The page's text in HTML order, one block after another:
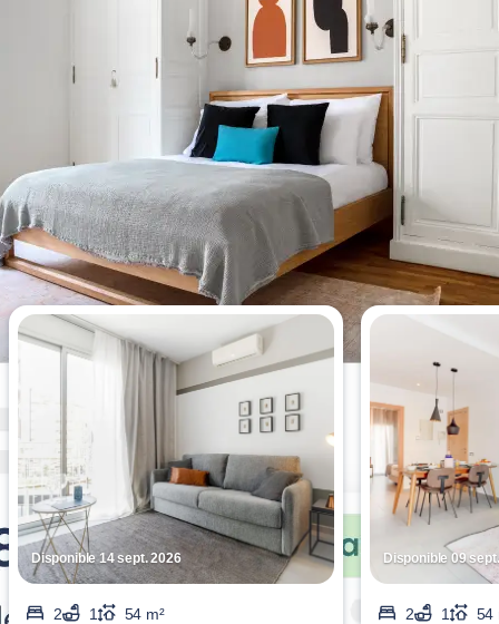
Appartements les plus vus cette
semaine
Disponible 14 sept. 2026
2 1
54 m²
Disponible 09
2 1
54